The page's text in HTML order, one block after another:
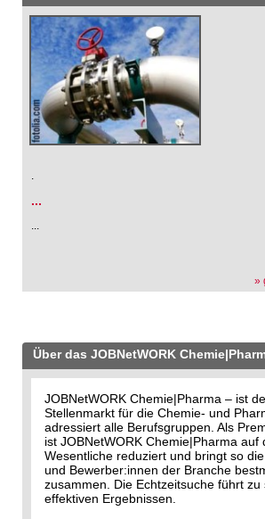
.
...
...
»
Über das JOBNetWORK
JOBNetWORK Chemie|Pharma – ist
Stellenmarkt für die Chemie- und
adressiert alle Berufsgruppen. Als
ist JOBNetWORK Chemie|Pharma auf
Wesentliche reduziert und bringt so
und Bewerber:innen der Branche
zusammen. Die Echtzeitsuche führt zu
effektiven Ergebnissen.